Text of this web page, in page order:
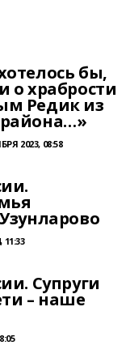
бы,
о храбрости
Редик из
района…»
2023, 08:58
11:33
Супруги
– наше